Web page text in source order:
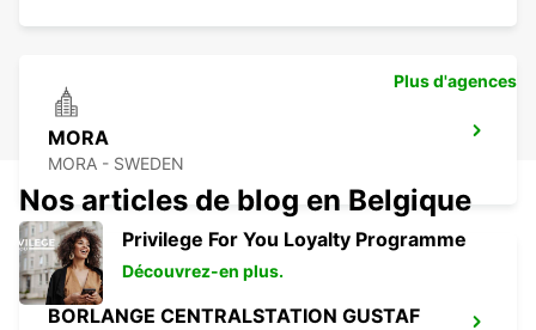
MORA
MORA - SWEDEN
BORLANGE CENTRALSTATION GUSTAF
Plus d'agences
Nos articles de blog en Belgique
Privilege For You Loyalty Programme
Découvrez-en plus.